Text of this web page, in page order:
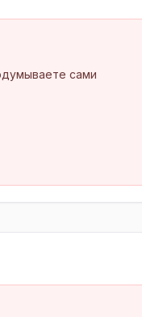
сами